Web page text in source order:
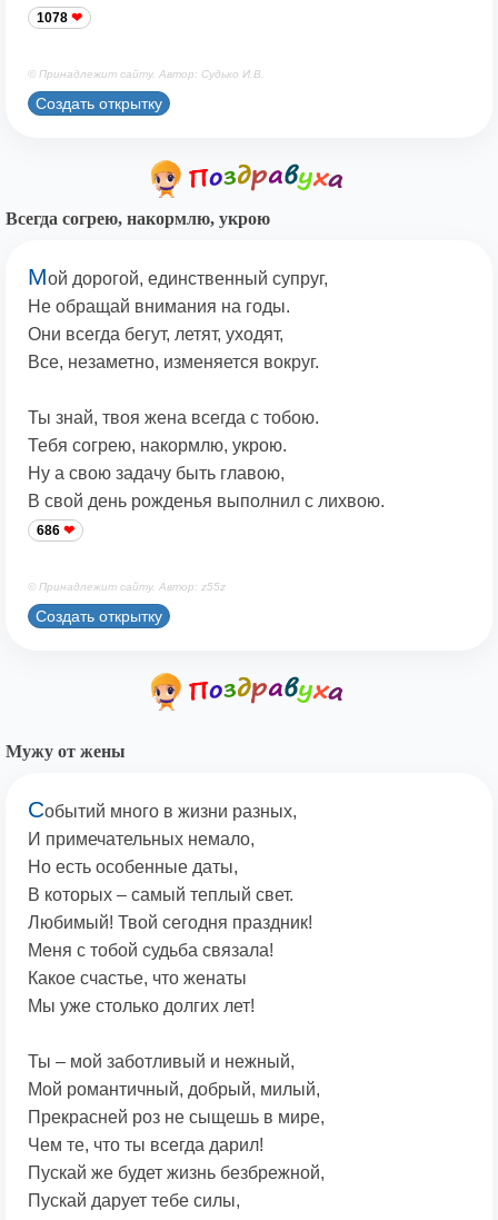
1078
© Принадлежит сайту. Автор: Судько И.В.
Создать открытку
Всегда согрею, накормлю, укрою
Мой дорогой, единственный супруг,
Не обращай внимания на годы.
Они всегда бегут, летят, уходят,
Все, незаметно, изменяется вокруг.
Ты знай, твоя жена всегда с тобою.
Тебя согрею, накормлю, укрою.
Ну а свою задачу быть главою,
В свой день рожденья выполнил с лихвою.
686
© Принадлежит сайту. Автор: z55z
Создать открытку
Мужу от жены
Событий много в жизни разных,
И примечательных немало,
Но есть особенные даты,
В которых – самый теплый свет.
Любимый! Твой сегодня праздник!
Меня с тобой судьба связала!
Какое счастье, что женаты
Мы уже столько долгих лет!
Ты – мой заботливый и нежный,
Мой романтичный, добрый, милый,
Прекрасней роз не сыщешь в мире,
Чем те, что ты всегда дарил!
Пускай же будет жизнь безбрежной,
Пускай дарует тебе силы,